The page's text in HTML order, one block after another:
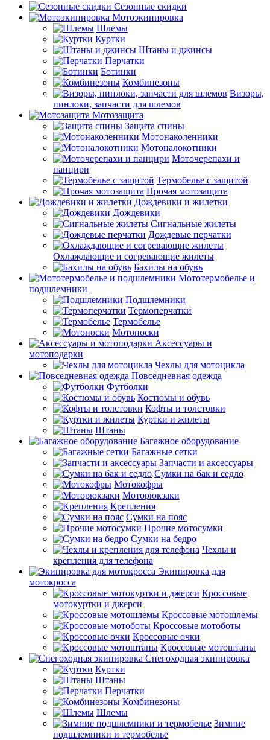
Сезонные скидки
Мотоэкипировка
Шлемы
Куртки
Штаны и джинсы
Перчатки
Ботинки
Комбинезоны
Визоры,
пинлоки, запчасти для шлемов
Мотозащита
Защита спины
Мотонаколенники
Мотоналокотники
Моточерепахи и
панцири
Термобелье с защитой
Прочая мотозащита
Дождевики и жилетки
Дождевики
Сигнальные жилеты
Дождевые перчатки
Охлаждающие и согревающие жилеты
Бахилы на обувь
Мототермобелье и
подшлемники
Подшлемники
Термоперчатки
Термобелье
Мотоноски
Аксессуары и
мотоподарки
Чехлы для мотоцикла
Повседневная одежда
Футболки
Костюмы и обувь
Кофты и толстовки
Куртки и жилеты
Штаны
Багажное оборудование
Багажные сетки
Запчасти и аксессуары
Сумки на бак и седло
Мотокофры
Моторюкзаки
Крепления
Сумки на пояс
Прочие мотосумки
Сумки на бедро
Чехлы и
крепления для телефона
Экипировка для
мотокросса
Кроссовые
мотокуртки и джерси
Кроссовые мотошлемы
Кроссовые мотоботы
Кроссовые очки
Кроссовые мотоштаны
Снегоходная экипировка
Куртки
Штаны
Перчатки
Комбинезоны
Шлемы
Зимние
подшлемники и термобелье